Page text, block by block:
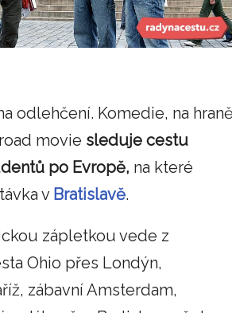
odlehčení. Komedie, na
movie sleduje cestu
po Evropě, na které
v Bratislavě.
zápletkou vede z
Ohio přes Londýn,
zábavní Amsterdam,